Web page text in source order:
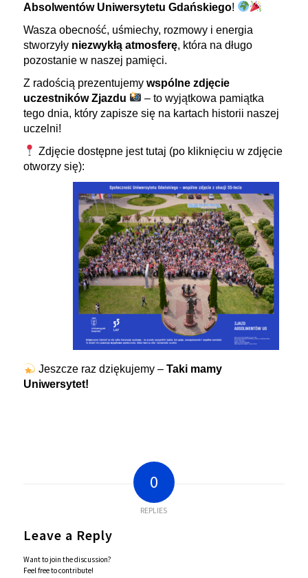
Absolwentów Uniwersytetu Gdańskiego!
Wasza obecność, uśmiechy, rozmowy i energia
stworzyły niezwykłą atmosferę, która na długo
pozostanie w naszej pamięci.
Z radością prezentujemy wspólne zdjęcie
uczestników Zjazdu
– to wyjątkowa pamiątka
tego dnia, który zapisze się na kartach historii naszej
uczelni!
Zdjęcie dostępne jest tutaj (po kliknięciu w zdjęcie
otworzy się):
Jeszcze raz dziękujemy – Taki mamy
Uniwersytet!
0
REPLIES
Leave a Reply
Want to join the discussion?
Feel free to contribute!